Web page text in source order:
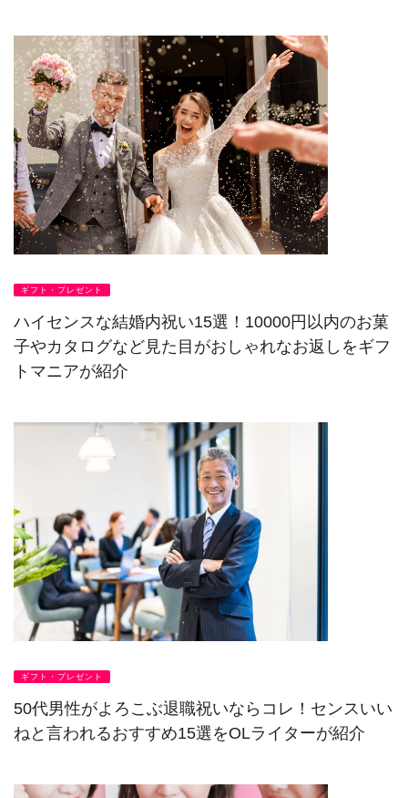
ギフト・プレゼント
ハイセンスな結婚内祝い15選！10000円以内のお菓
子やカタログなど見た目がおしゃれなお返しをギフ
トマニアが紹介
ギフト・プレゼント
50代男性がよろこぶ退職祝いならコレ！センスいい
ねと言われるおすすめ15選をOLライターが紹介